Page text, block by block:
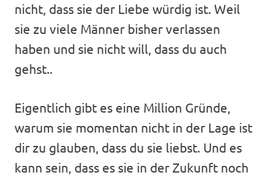
nicht, dass sie der Liebe würdig ist. Weil
sie zu viele Männer bisher verlassen
haben und sie nicht will, dass du auch
gehst..
Eigentlich gibt es eine Million Gründe,
warum sie momentan nicht in der Lage ist
dir zu glauben, dass du sie liebst. Und es
kann sein, dass es sie in der Zukunft noch